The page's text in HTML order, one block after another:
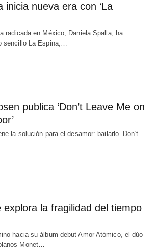
inicia nueva era con ‘La
radicada en México, Daniela Spalla, ha
sencillo La Espina,…
publica ‘Don’t Leave Me on
la solución para el desamor: bailarlo. Don't
explora la fragilidad del tiempo
hacia su álbum debut Amor Atómico, el dúo
Monet…